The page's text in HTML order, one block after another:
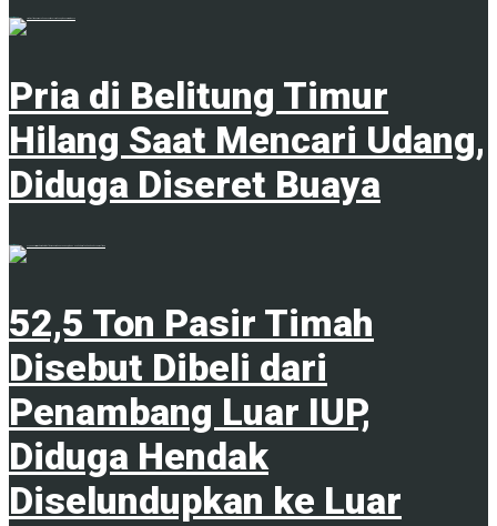
Pria di Belitung Timur
Hilang Saat Mencari Udang,
Diduga Diseret Buaya
52,5 Ton Pasir Timah
Disebut Dibeli dari
Penambang Luar IUP,
Diduga Hendak
Diselundupkan ke Luar